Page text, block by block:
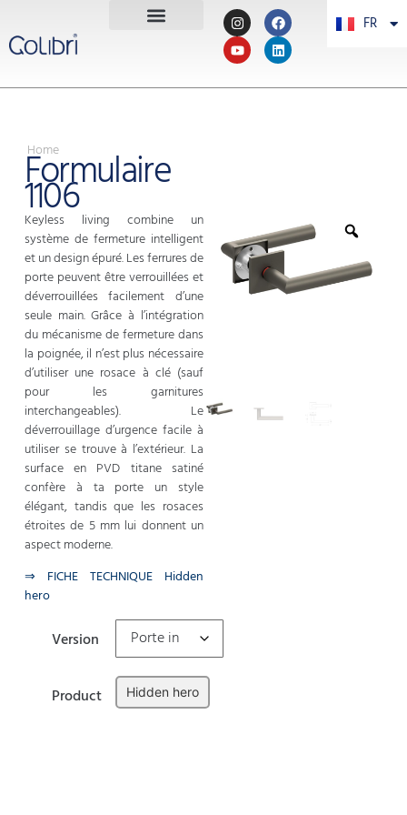
FR
PT
Home
Formulaire
1106
Keyless living combine un
système de fermeture intelligent
et un design épuré. Les ferrures de
porte peuvent être verrouillées et
déverrouillées facilement d’une
seule main. Grâce à l’intégration
du mécanisme de fermeture dans
la poignée, il n’est plus nécessaire
d’utiliser une rosace à clé (sauf
pour les garnitures
interchangeables). Le
déverrouillage d’urgence facile à
utiliser se trouve à l’extérieur. La
surface en PVD titane satiné
confère à ta porte un style
élégant, tandis que les rosaces
étroites de 5 mm lui donnent un
aspect moderne.
⇒ FICHE TECHNIQUE Hidden
hero
Version
Product Hidden hero